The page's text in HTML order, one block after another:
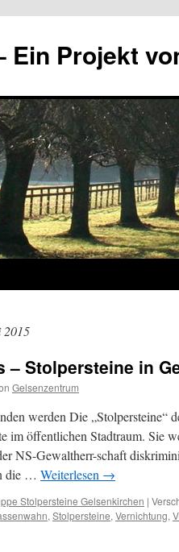
Ein Projekt
2015
– Stolpersteine in
Gelsenzentrum
werden Die „Stolpersteine“
im öffentlichen Stadtraum. Sie
NS-Gewaltherr-schaft
die … Weiterlesen →
Stolpersteine Gelsenkirchen |
, Stolpersteine, Vernichtung,